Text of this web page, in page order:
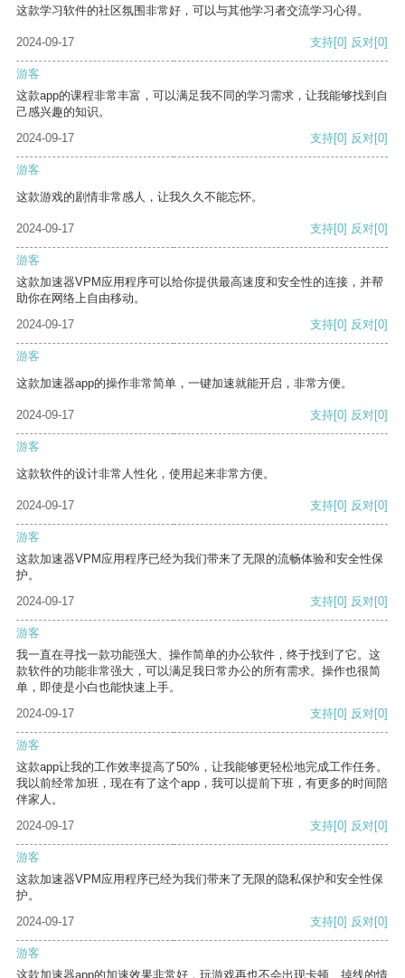
这款学习软件的社区氛围非常好，可以与其他学习者交流学习心得。
2024-09-17 支持[0] 反对[0]
游客
这款app的课程非常丰富，可以满足我不同的学习需求，让我能够找到自
己感兴趣的知识。
2024-09-17
支持[0] 反对[0]
游客
这款游戏的剧情非常感人，让我久久不能忘怀。
2024-09-17 支持[0] 反对[0]
游客
这款加速器VPM应用程序可以给你提供最高速度和安全性的连接，并帮
助你在网络上自由移动。
2024-09-17
支持[0] 反对[0]
游客
这款加速器app的操作非常简单，一键加速就能开启，非常方便。
2024-09-17 支持[0] 反对[0]
游客
这款软件的设计非常人性化，使用起来非常方便。
2024-09-17 支持[0] 反对[0]
游客
这款加速器VPM应用程序已经为我们带来了无限的流畅体验和安全性保
护。
2024-09-17
支持[0] 反对[0]
游客
我一直在寻找一款功能强大、操作简单的办公软件，终于找到了它。这
款软件的功能非常强大，可以满足我日常办公的所有需求。操作也很简
单，即使是小白也能快速上手。
2024-09-17
支持[0] 反对[0]
游客
这款app让我的工作效率提高了50%，让我能够更轻松地完成工作任务。
我以前经常加班，现在有了这个app，我可以提前下班，有更多的时间陪
伴家人。
2024-09-17
支持[0] 反对[0]
游客
这款加速器VPM应用程序已经为我们带来了无限的隐私保护和安全性保
护。
2024-09-17
支持[0] 反对[0]
游客
这款加速器app的加速效果非常好，玩游戏再也不会出现卡顿、掉线的情